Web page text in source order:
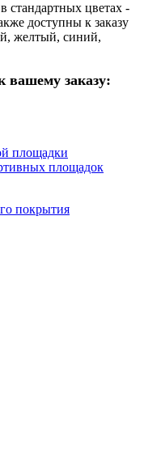
стандартных цветах -
доступны к заказу
желтый, синий,
вашему заказу:
площадки
площадок
покрытия